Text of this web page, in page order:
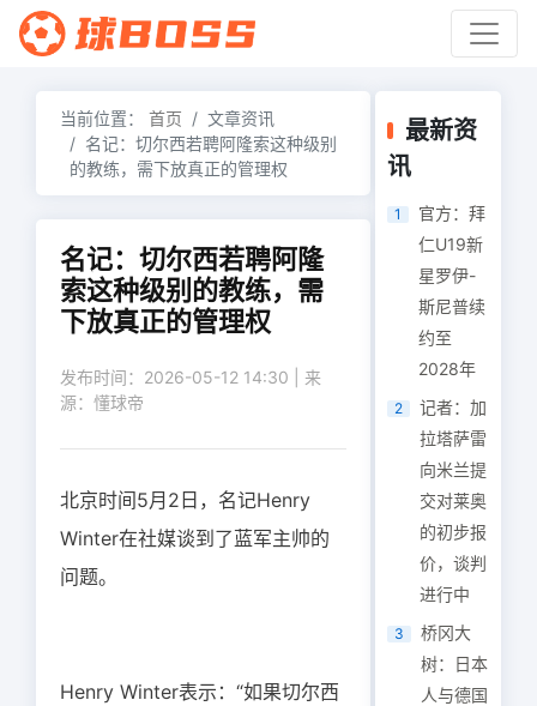
当前位置： 首页
文章资讯
名记：切尔西若聘阿隆索这种级别
的教练，需下放真正的管理权
名记：切尔西若聘阿隆
索这种级别的教练，需
下放真正的管理权
发布时间：2026-05-12 14:30 | 来
源：懂球帝
北京时间5月2日，名记Henry
Winter在社媒谈到了蓝军主帅的
问题。
Henry Winter表示：“如果切尔西
最新资
讯
1
官方：拜
仁U19新
星罗伊-
斯尼普续
约至
2028年
2
记者：加
拉塔萨雷
向米兰提
交对莱奥
的初步报
价，谈判
进行中
3
桥冈大
树：日本
人与德国